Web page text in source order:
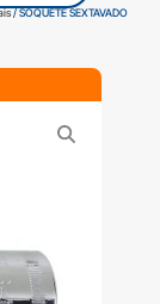
/ SOQUETE SEXTAVADO